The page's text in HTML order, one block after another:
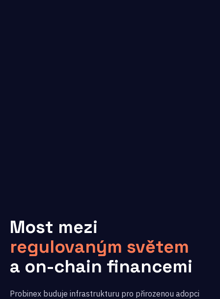
Most mezi
regulovaným světem
a on-chain financemi
Probinex buduje infrastrukturu pro přirozenou adopci